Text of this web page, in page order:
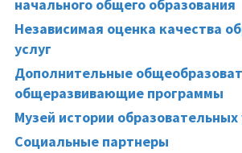
начального общего образования
Независимая оценка качества
услуг
Дополнительные
общеразвивающие программы
Музей истории
Социальные партнеры